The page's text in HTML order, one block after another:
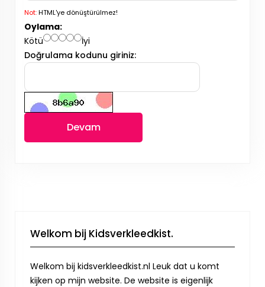
Not:HTML'ye dönüştürülmez!
Oylama:
Kötü
İyi
Doğrulama kodunu giriniz:
Devam
Welkom bij Kidsverkleedkist.
Welkom bij kidsverkleedkist.nl Leuk dat u komt
kijken op mijn website. De website is eigenlijk